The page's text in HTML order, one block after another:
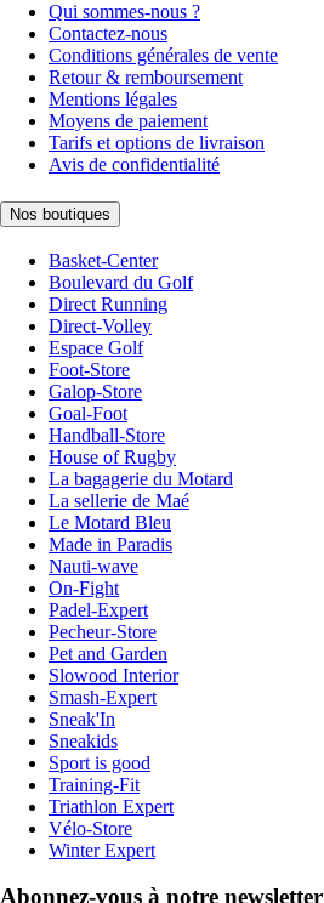
Qui sommes-nous ?
Contactez-nous
Conditions générales de vente
Retour & remboursement
Mentions légales
Moyens de paiement
Tarifs et options de livraison
Avis de confidentialité
Nos boutiques
Basket-Center
Boulevard du Golf
Direct Running
Direct-Volley
Espace Golf
Foot-Store
Galop-Store
Goal-Foot
Handball-Store
House of Rugby
La bagagerie du Motard
La sellerie de Maé
Le Motard Bleu
Made in Paradis
Nauti-wave
On-Fight
Padel-Expert
Pecheur-Store
Pet and Garden
Slowood Interior
Smash-Expert
Sneak'In
Sneakids
Sport is good
Training-Fit
Triathlon Expert
Vélo-Store
Winter Expert
Abonnez-vous à notre newsletter